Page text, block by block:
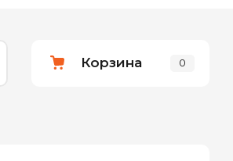
Корзина 0